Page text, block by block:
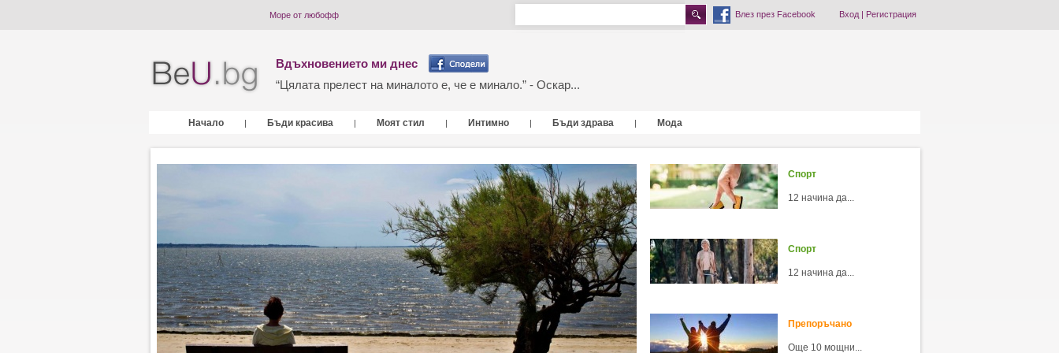
Море от любофф Влез през Facebook Вход| Регистрация
Вдъхновението ми днес
“Цялата прелест на миналото е, че е минало.” - Оскар...
Начало | Бъди красива | Моят стил | Интимно | Бъди здрава | Мода
Спорт
12 начина да...
Спорт
12 начина да...
Препоръчано
Още 10 мощни...